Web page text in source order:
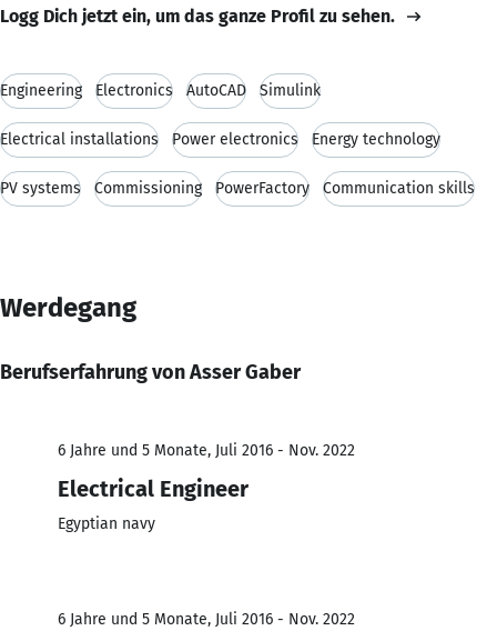
Logg Dich jetzt ein, um das ganze Profil zu sehen.
Engineering Electronics AutoCAD Simulink
Electrical installations Power electronics Energy technology
PV systems Commissioning PowerFactory Communication skills
Werdegang
Berufserfahrung von Asser Gaber
6 Jahre und 5 Monate, Juli 2016 - Nov. 2022
Electrical Engineer
Egyptian navy
6 Jahre und 5 Monate, Juli 2016 - Nov. 2022